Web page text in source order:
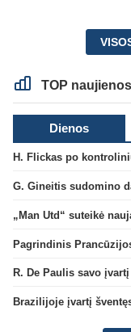
TOP naujienos
Dienos
H. Flickas po
G. Gineitis sudomino
„Man Utd“ suteikė
R. De Paulis savo